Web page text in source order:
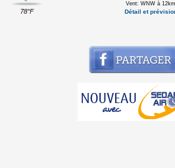
78°F
Vent: WNW à
Détail et